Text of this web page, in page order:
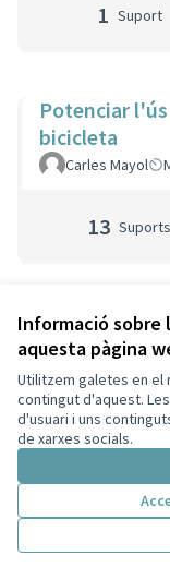
Informació sobre
aquesta pàgina
Utilitzem galetes en el
contingut d'aquest.
d'usuari i uns
de xarxes socials.
1 Suport
Potenciar
bicicleta
Carles Mayol
13 Suports
Primaria i
Aula de So
4 Suports
Professional